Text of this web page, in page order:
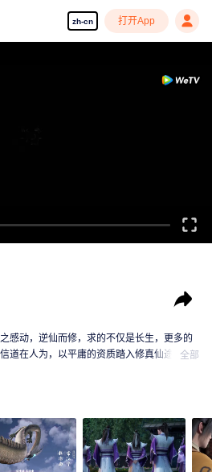
zh-cn 打开App
感动，逆仙而修，求的不仅是长生，更多的
道在人为，以平庸的资质踏入修真仙途，历
全部